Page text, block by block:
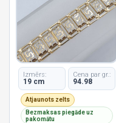
Izmērs:
19 cm
Cena par gr.:
94.98
Atjaunots zelts
Bezmaksas piegāde uz
pakomātu